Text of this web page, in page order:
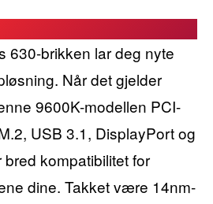
630-brikken lar deg nyte
Når det gjelder
9600K-modellen PCI-
USB 3.1, DisplayPort og
kompatibilitet for
dine. Takket være 14nm-